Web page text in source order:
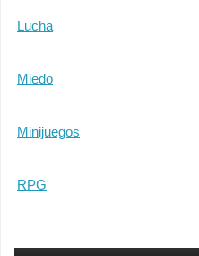
Lucha
Miedo
Minijuegos
RPG